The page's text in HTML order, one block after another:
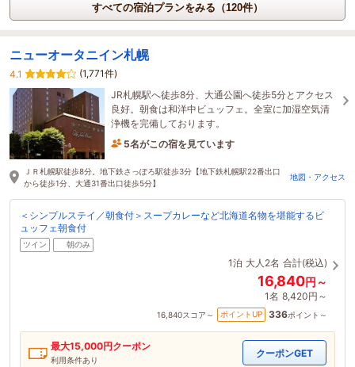
すべての宿泊プランをみる（120件）
ニューオータニイン札幌
4.1
(1,771件)
JR札幌駅へ徒歩8分、大通公園へ徒歩5分とアクセス
良好。朝食は和洋中ビュッフェ。全室に加湿空気清
浄機を完備しております。
5名がこの宿を見ています
ＪＲ札幌駅徒歩8分。地下鉄さっぽろ駅徒歩3分【地下鉄札幌駅22番出口
から徒歩1分、大通31番出口徒歩5分】
地図・アクセス
＜シンプルステイ／朝食付＞スープカレーなど北海道名物を堪能するビ
ュッフェ朝食付
ツイン 朝のみ
1泊 大人2名 合計(税込)
16,840円～
1名 8,420円～
16,840スコア～ ポイントUP 336ポイント～
最大15,000円クーポン
利用条件あり
クーポンGET